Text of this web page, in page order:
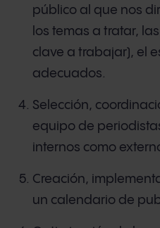
público al que nos
los temas a tratar,
clave a trabajar), el
adecuados.
Selección,
equipo de
internos como
Creación,
un calendario de